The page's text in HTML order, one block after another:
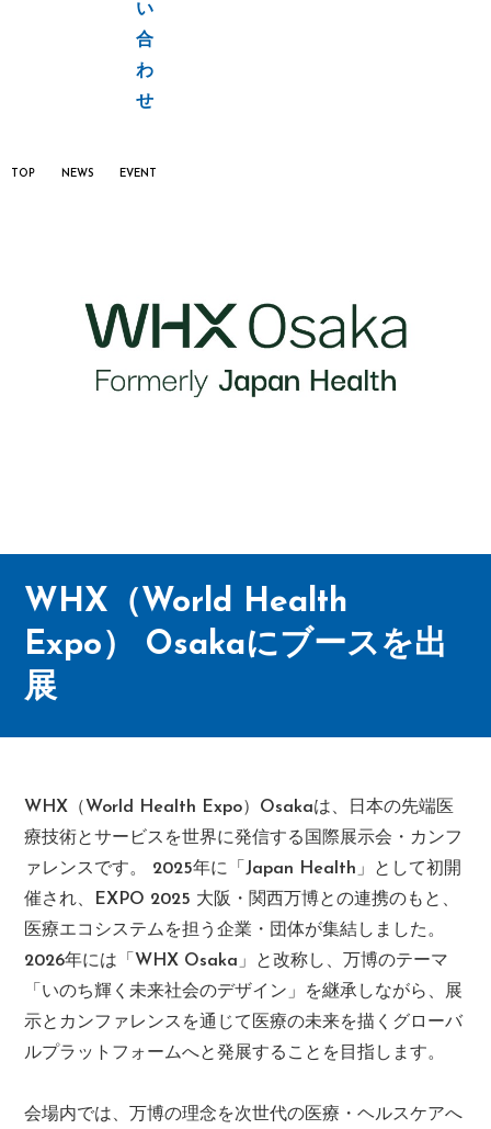
い
合
わ
せ
TOP NEWS EVENT
WHX（World Health
Expo） Osakaにブースを出
展
WHX（World Health Expo）Osakaは、日本の先端医
療技術とサービスを世界に発信する国際展示会・カンフ
ァレンスです。 2025年に「Japan Health」として初開
催され、EXPO 2025 大阪・関西万博との連携のもと、
医療エコシステムを担う企業・団体が集結しました。
2026年には「WHX Osaka」と改称し、万博のテーマ
「いのち輝く未来社会のデザイン」を継承しながら、展
示とカンファレンスを通じて医療の未来を描くグローバ
ルプラットフォームへと発展することを目指します。
会場内では、万博の理念を次世代の医療・ヘルスケアへ